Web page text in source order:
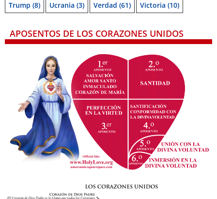
Trump (8) Ucrania (3) Verdad (61) Victoria (10)
APOSENTOS DE LOS CORAZONES UNIDOS